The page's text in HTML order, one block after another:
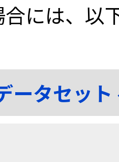
には、以
ータセッ